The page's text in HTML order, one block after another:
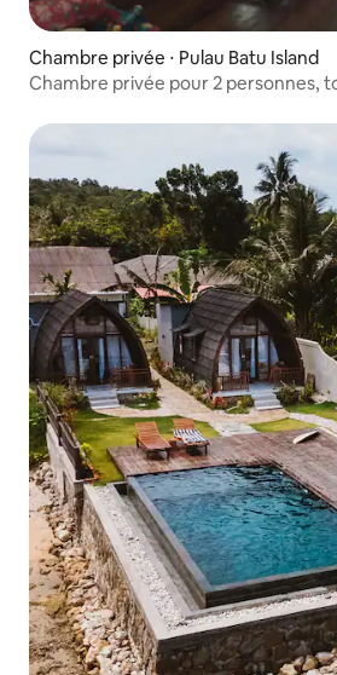
Chambre privée ⋅ Pulau Batu Island
Chambre privée pour 2 personnes,